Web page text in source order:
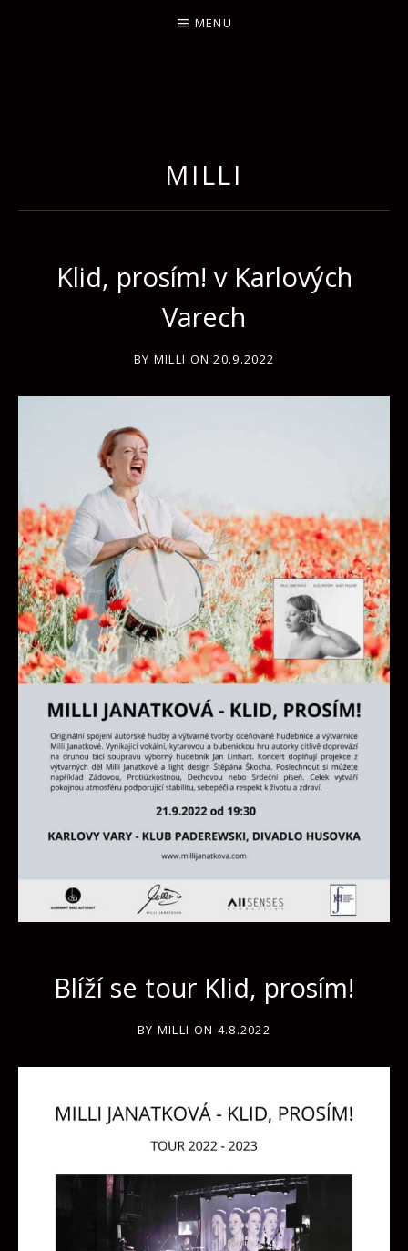
MENU
MILLI
Klid, prosím! v Karlových
Varech
BY MILLI ON 20.9.2022
Blíží se tour Klid, prosím!
BY MILLI ON 4.8.2022